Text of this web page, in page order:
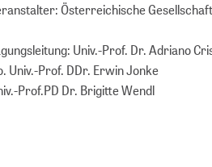
Österreichische
Univ.-Prof. Dr. Adriano
Univ.-Prof. DDr. Erwin Jonke
Prof.PD Dr. Brigitte Wendl